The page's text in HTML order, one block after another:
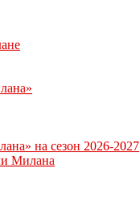
на сезон 2026-2027
Милана